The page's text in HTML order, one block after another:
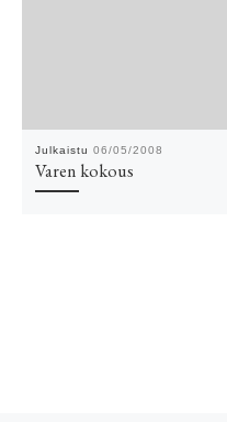
Julkaistu 06/05/2008
Varen kokous